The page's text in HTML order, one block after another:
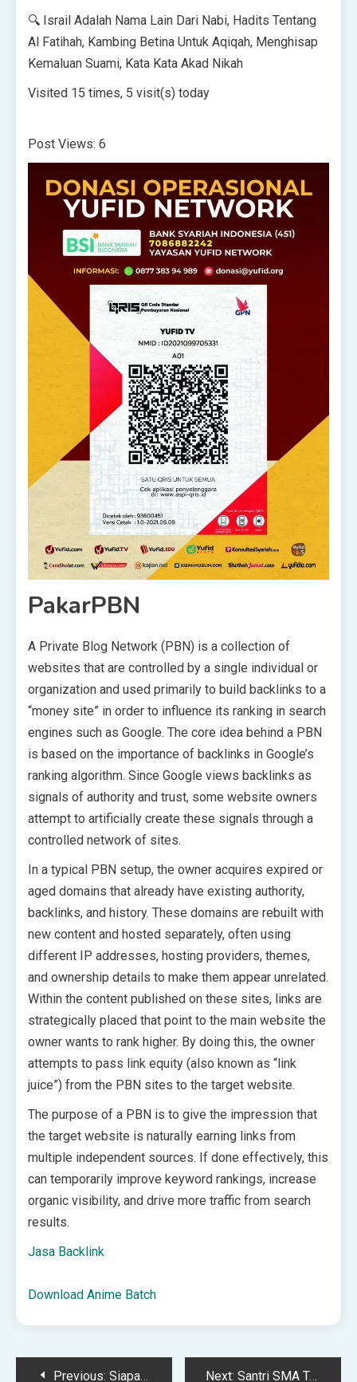
🔍 Israil Adalah Nama Lain Dari Nabi, Hadits Tentang
Al Fatihah, Kambing Betina Untuk Aqiqah, Menghisap
Kemaluan Suami, Kata Kata Akad Nikah
Visited 15 times, 5 visit(s) today
Post Views: 6
PakarPBN
A Private Blog Network (PBN) is a collection of
websites that are controlled by a single individual or
organization and used primarily to build backlinks to a
“money site” in order to influence its ranking in search
engines such as Google. The core idea behind a PBN
is based on the importance of backlinks in Google’s
ranking algorithm. Since Google views backlinks as
signals of authority and trust, some website owners
attempt to artificially create these signals through a
controlled network of sites.
In a typical PBN setup, the owner acquires expired or
aged domains that already have existing authority,
backlinks, and history. These domains are rebuilt with
new content and hosted separately, often using
different IP addresses, hosting providers, themes,
and ownership details to make them appear unrelated.
Within the content published on these sites, links are
strategically placed that point to the main website the
owner wants to rank higher. By doing this, the owner
attempts to pass link equity (also known as “link
juice”) from the PBN sites to the target website.
The purpose of a PBN is to give the impression that
the target website is naturally earning links from
multiple independent sources. If done effectively, this
can temporarily improve keyword rankings, increase
organic visibility, and drive more traffic from search
results.
Jasa Backlink
Download Anime Batch
PostPrevious: Siapa Saja yang Wajib Berkurban? Simak Penjelasan Lengkapnya Next: Santri SMA Trensains Tebuireng Raih Medali Perak IMASO 2026